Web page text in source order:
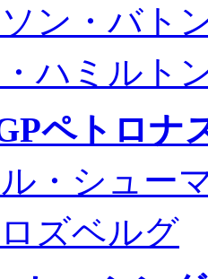
ン・バト
ハミルト
ペトロナ
・シュー
ズベルグ